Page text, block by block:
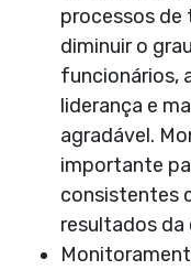
processos de
diminuir o
funcionários,
liderança e
agradável.
importante
consistentes
resultados da